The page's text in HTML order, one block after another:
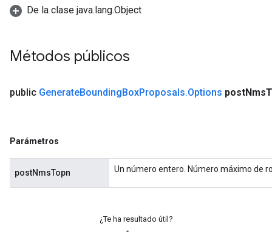
De la clase java.lang.Object
Métodos públicos
public GenerateBoundingBoxProposals.Options postNms
Parámetros
postNmsTopn Un número entero. Número máximo de
¿Te ha resultado útil?